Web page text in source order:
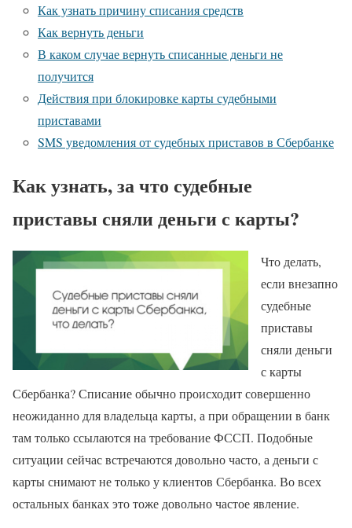
Как узнать причину списания средств
Как вернуть деньги
В каком случае вернуть списанные деньги не
получится
Действия при блокировке карты судебными
приставами
SMS уведомления от судебных приставов в Сбербанке
Как узнать, за что судебные
приставы сняли деньги с карты?
Что делать,
если внезапно
судебные
приставы
сняли деньги
с карты
Сбербанка? Списание обычно происходит совершенно
неожиданно для владельца карты, а при обращении в банк
там только ссылаются на требование ФССП. Подобные
ситуации сейчас встречаются довольно часто, а деньги с
карты снимают не только у клиентов Сбербанка. Во всех
остальных банках это тоже довольно частое явление.